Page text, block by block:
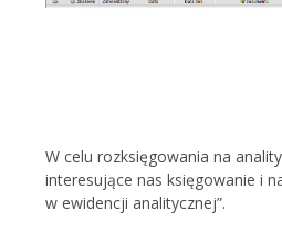
W celu rozksięgowania na
interesujące nas księgowanie i
w ewidencji analitycznej”.